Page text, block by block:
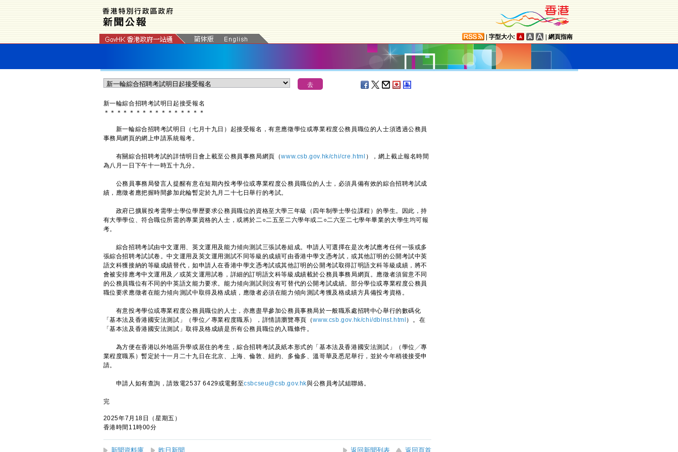
字型大小: 網頁指南
​新一輪綜合招聘考試明日起接受報名
＊ ＊ ＊ ＊ ＊ ＊ ＊ ＊ ＊ ＊ ＊ ＊ ＊ ＊ ＊ ＊
新一輪綜合招聘考試明日（七月十九日）起接受報名，有意應徵學位或專業程度公務員職位的人士須透過公務員
事務局網頁的網上申請系統報考。
有關綜合招聘考試的詳情明日會上載至公務員事務局網頁（www.csb.gov.hk/chi/cre.html ），網上截止報名時間
為八月一日下午十一時五十九分。
公務員事務局發言人提醒有意在短期內投考學位或專業程度公務員職位的人士，必須具備有效的綜合招聘考試成
績，應徵者應把握時間參加此輪暫定於九月二十七日舉行的考試。
政府已擴展投考需學士學位學歷要求公務員職位的資格至大學三年級（四年制學士學位課程）的學生。因此，持
有大學學位、符合職位所需的專業資格的人士，或將於二○二五至二六學年或二○二六至二七學年畢業的大學生均可報
考。
綜合招聘考試由中文運用、英文運用及能力傾向測試三張試卷組成。申請人可選擇在是次考試應考任何一張或多
張綜合招聘考試試卷。中文運用及英文運用測試不同等級的成績可由香港中學文憑考試，或其他訂明的公開考試中英
語文科獲接納的等級成績替代，如申請人在香港中學文憑考試或其他訂明的公開考試取得訂明語文科等級成績，將不
會被安排應考中文運用及／或英文運用試卷，詳細的訂明語文科等級成績載於公務員事務局網頁。應徵者須留意不同
的公務員職位有不同的中英語文能力要求。能力傾向測試則沒有可替代的公開考試成績。部分學位或專業程度公務員
職位要求應徵者在能力傾向測試中取得及格成績，應徵者必須在能力傾向測試考獲及格成績方具備投考資格。
有意投考學位或專業程度公務員職位的人士，亦應盡早參加公務員事務局於一般職系處招聘中心舉行的數碼化
「基本法及香港國安法測試」（學位／專業程度職系），詳情請瀏覽專頁（www.csb.gov.hk/chi/dblnst.html ）。在
「基本法及香港國安法測試」取得及格成績是所有公務員職位的入職條件。
為方便在香港以外地區升學或居住的考生，綜合招聘考試及紙本形式的「基本法及香港國安法測試」（學位╱專
業程度職系）暫定於十一月二十九日在北京、上海、倫敦、紐約、多倫多、溫哥華及悉尼舉行，並於今年稍後接受申
請。
申請人如有查詢，請致電2537 6429或電郵至csbcseu@csb.gov.hk與公務員考試組聯絡。
完
2025年7月18日（星期五）
香港時間11時00分
新聞資料庫 昨日新聞 返回新聞列表 返回頁首